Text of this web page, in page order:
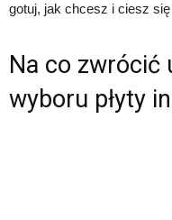
gotuj, jak chcesz i ciesz
Na co zwrócić
wyboru płyty